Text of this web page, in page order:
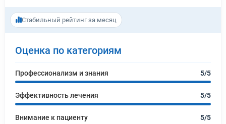
Стабильный рейтинг за месяц
Оценка по категориям
Профессионализм и знания 5/5
Эффективность лечения 5/5
Внимание к пациенту 5/5